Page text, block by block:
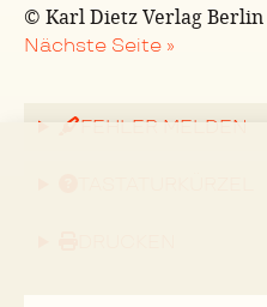
© Karl Dietz Verlag Berlin
Nächste Seite »
FEHLER MELDEN